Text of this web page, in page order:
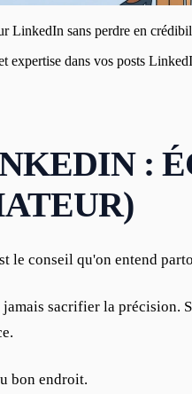
LinkedIn sans perdre en
expertise dans vos posts
:
le conseil qu'on entend
sacrifier la précision.
bon endroit.